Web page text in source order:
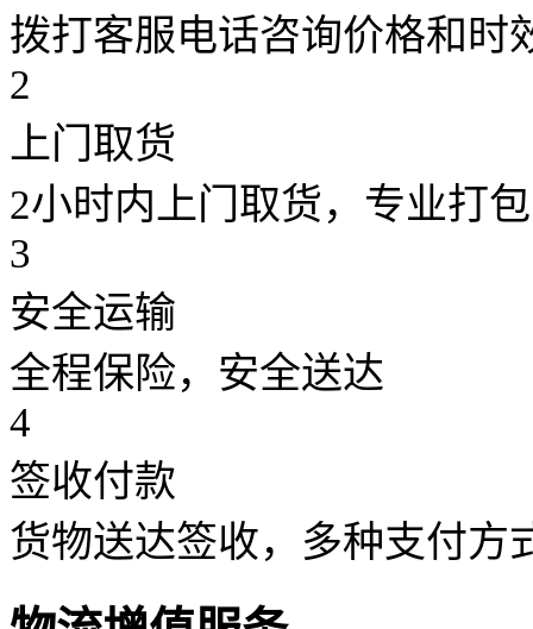
拨打客服电话咨询价格和时
2
上门取货
2小时内上门取货，专业打包
3
安全运输
全程保险，安全送达
4
签收付款
货物送达签收，多种支付方